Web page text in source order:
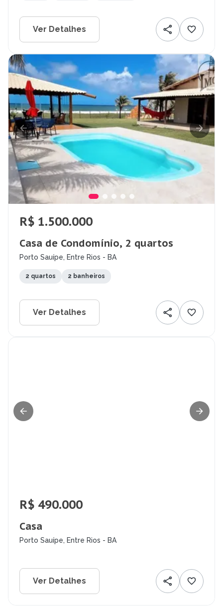
Ver Detalhes
R$ 1.500.000
Casa de Condomínio, 2 quartos
Porto Sauípe, Entre Rios - BA
2 quartos 2 banheiros
Ver Detalhes
R$ 490.000
Casa
Porto Sauípe, Entre Rios - BA
Ver Detalhes